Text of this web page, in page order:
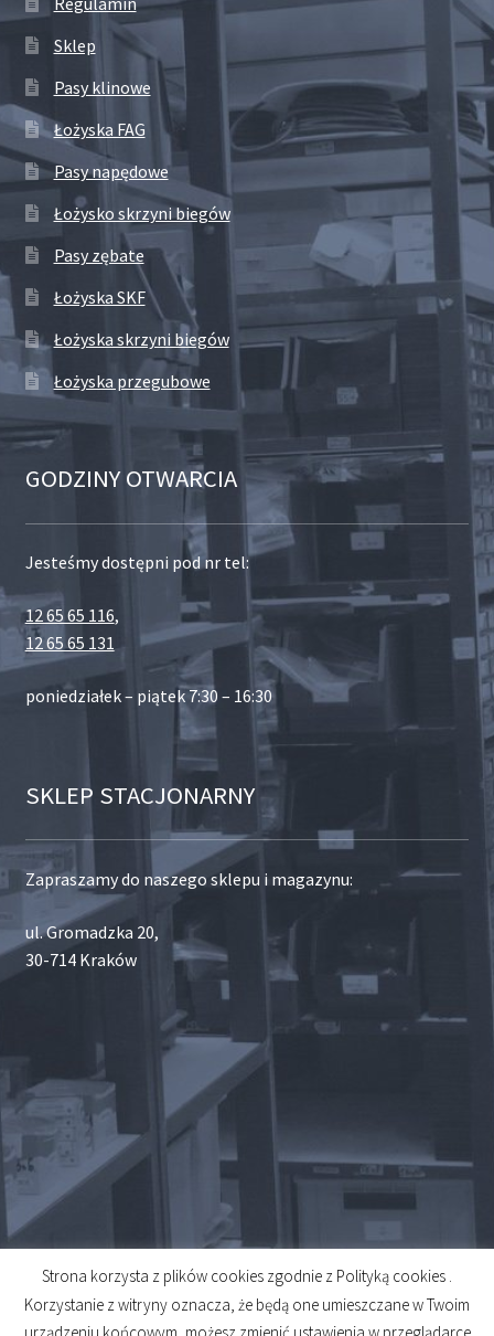
Sklep
Pasy klinowe
Łożyska FAG
Pasy napędowe
Łożysko skrzyni biegów
Pasy zębate
Łożyska SKF
Łożyska skrzyni biegów
Łożyska przegubowe
GODZINY OTWARCIA
Jesteśmy dostępni pod nr tel:
12 65 65 116,
12 65 65 131
poniedziałek – piątek 7:30 – 16:30
SKLEP STACJONARNY
Zapraszamy do naszego sklepu i magazynu:
ul. Gromadzka 20,
30-714 Kraków
© 2026
Created byMidero
Strona korzysta z plików cookies zgodnie z Polityką cookies .
Korzystanie z witryny oznacza, że będą one umieszczane w Twoim